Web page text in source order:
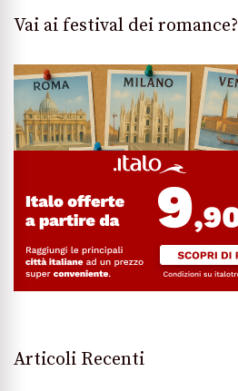
Vai ai festival dei romance?
Articoli Recenti